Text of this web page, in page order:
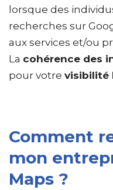
lorsque des
recherches sur
aux services et/ou
La cohérence des
pour votre visibilité
Comment
mon
Maps ?